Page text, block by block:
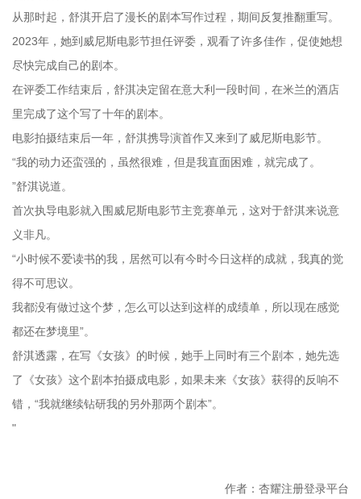
从那时起，舒淇开启了漫长的剧本写作过程，期间反复推翻重写。
2023年，她到威尼斯电影节担任评委，观看了许多佳作，促使她想
尽快完成自己的剧本。
在评委工作结束后，舒淇决定留在意大利一段时间，在米兰的酒店
里完成了这个写了十年的剧本。
电影拍摄结束后一年，舒淇携导演首作又来到了威尼斯电影节。
“我的动力还蛮强的，虽然很难，但是我直面困难，就完成了。
”舒淇说道。
首次执导电影就入围威尼斯电影节主竞赛单元，这对于舒淇来说意
义非凡。
“小时候不爱读书的我，居然可以有今时今日这样的成就，我真的觉
得不可思议。
我都没有做过这个梦，怎么可以达到这样的成绩单，所以现在感觉
都还在梦境里”。
舒淇透露，在写《女孩》的时候，她手上同时有三个剧本，她先选
了《女孩》这个剧本拍摄成电影，如果未来《女孩》获得的反响不
错，“我就继续钻研我的另外那两个剧本”。
"
作者：杏耀注册登录平台